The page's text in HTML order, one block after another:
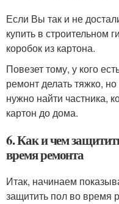
Если Вы так и не
купить в строительном
коробок из картона.
Повезет тому, у кого
ремонт делать тяжко,
нужно найти частника,
картон до дома.
6. Как и чем
время ремонта
Итак, начинаем
защитить пол во время